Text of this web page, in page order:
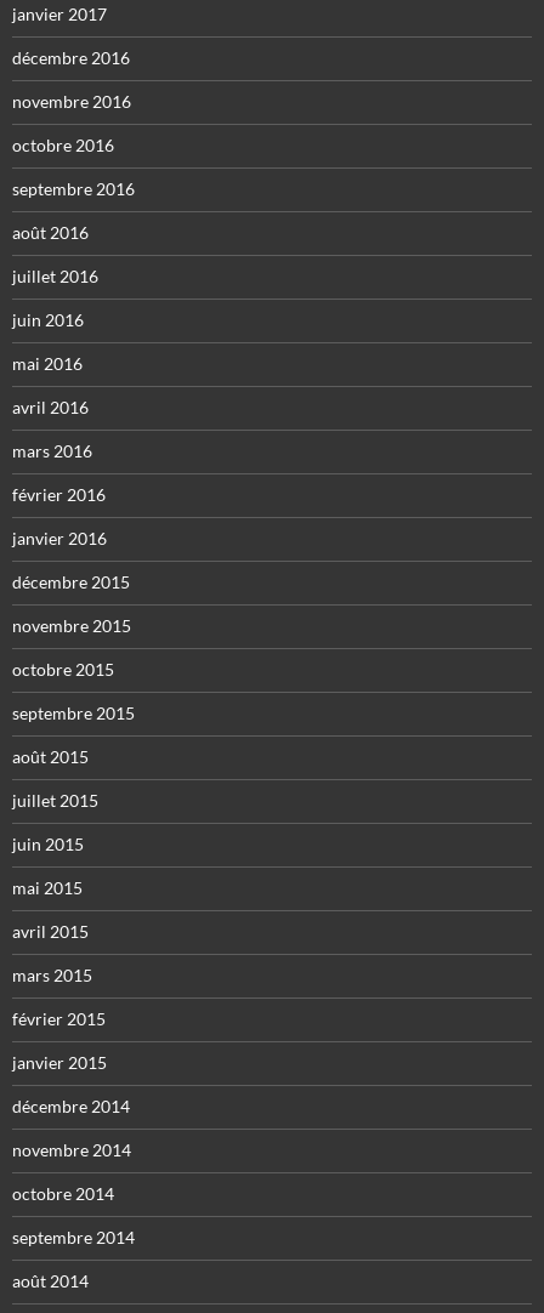
janvier 2017
décembre 2016
novembre 2016
octobre 2016
septembre 2016
août 2016
juillet 2016
juin 2016
mai 2016
avril 2016
mars 2016
février 2016
janvier 2016
décembre 2015
novembre 2015
octobre 2015
septembre 2015
août 2015
juillet 2015
juin 2015
mai 2015
avril 2015
mars 2015
février 2015
janvier 2015
décembre 2014
novembre 2014
octobre 2014
septembre 2014
août 2014